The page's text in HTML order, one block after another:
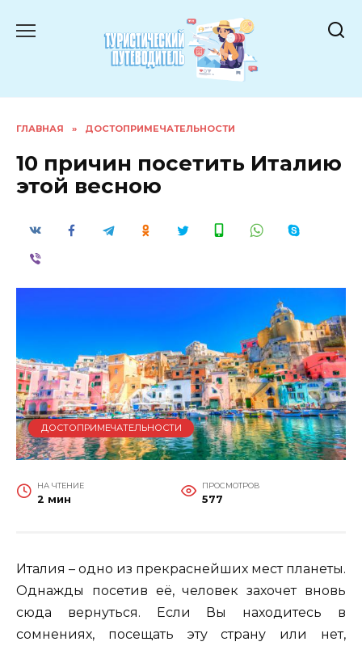
ГЛАВНАЯ » ДОСТОПРИМЕЧАТЕЛЬНОСТИ
10 причин посетить Италию
этой весною
ДОСТОПРИМЕЧАТЕЛЬНОСТИ
НА ЧТЕНИЕ
2 мин
ПРОСМОТРОВ
577
Италия – одно из прекраснейших мест планеты.
Однажды посетив её, человек захочет вновь
сюда вернуться. Если Вы находитесь в
сомнениях, посещать эту страну или нет,